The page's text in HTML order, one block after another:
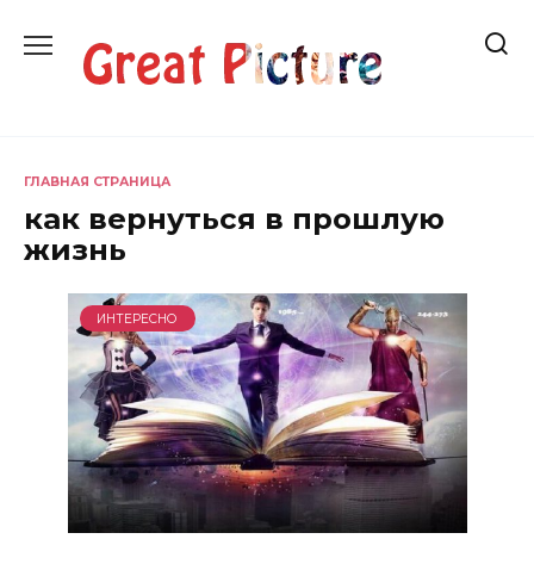
содержанию
ГЛАВНАЯ СТРАНИЦА
как вернуться в прошлую
жизнь
ИНТЕРЕСНО